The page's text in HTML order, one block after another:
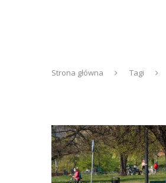
Strona główna Tagi